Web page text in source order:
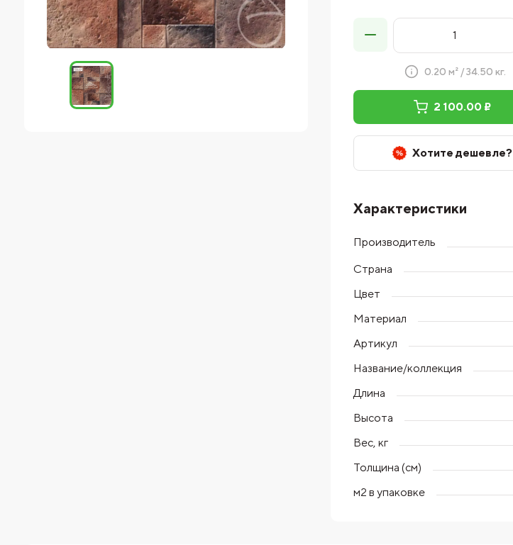
0.20 м² / 34.50 кг.
2 100.00 ₽
Хотите дешевле?
Характеристики
Производитель
Страна
Цвет
Материал
Артикул
Название/коллекция
Длина
Высота
Вес, кг
Толщина (см)
м2 в упаковке